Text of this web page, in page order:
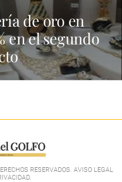
de oro en
en el segundo
RESERVADOS. AVISO LEGAL
.